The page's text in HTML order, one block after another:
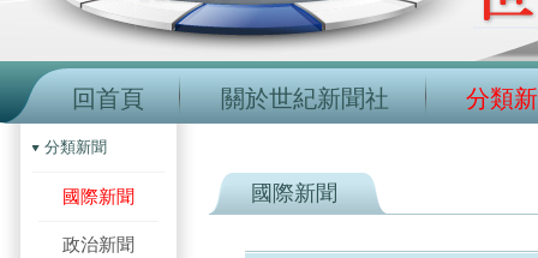
回首頁 關於世紀新聞社 分類
分類新聞
國際新聞
政治新聞
國際新聞